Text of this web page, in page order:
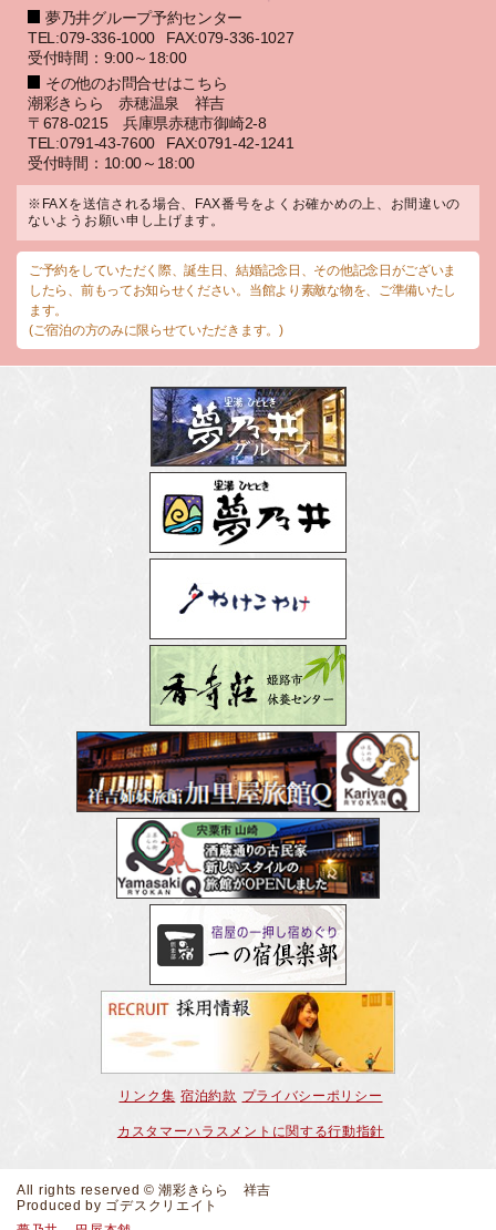
夢乃井グループ予約センター
TEL:079-336-1000
FAX:079-336-1027
受付時間：9:00～18:00
その他のお問合せはこちら
潮彩きらら 赤穂温泉 祥吉
〒678-0215 兵庫県赤穂市御崎2-8
TEL:0791-43-7600
FAX:0791-42-1241
受付時間：10:00～18:00
※FAXを送信される場合、FAX番号をよくお確かめの上、お間違いの
ないようお願い申し上げます。
ご予約をしていただく際、誕生日、結婚記念日、その他記念日がございま
したら、前もってお知らせください。当館より素敵な物を、ご準備いたし
ます。
(ご宿泊の方のみに限らせていただきます。)
リンク集 宿泊約款 プライバシーポリシー
カスタマーハラスメントに関する行動指針
All rights reserved © 潮彩きらら 祥吉
Produced by ゴデスクリエイト